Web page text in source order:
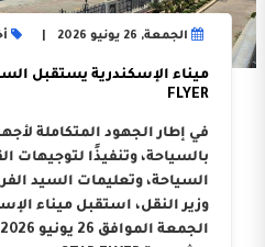
الجمعة, 26 يونيو 2026
FLYER
في إطار الجهود المتكاملة
بالسياحة، وتنفيذًا لتوجيهات
السياحة، وتعليمات السيد
وزير النقل، استقبل ميناء